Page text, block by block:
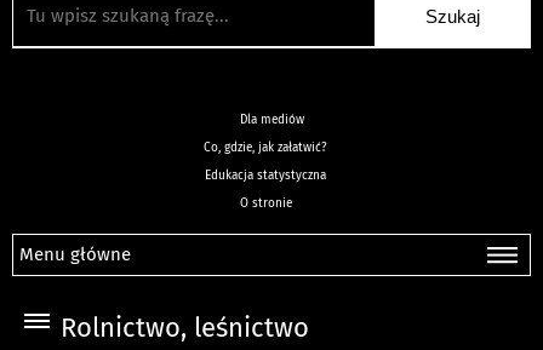
Dla mediów
Co, gdzie, jak załatwić?
Edukacja statystyczna
O stronie
Menu główne
Rolnictwo, leśnictwo